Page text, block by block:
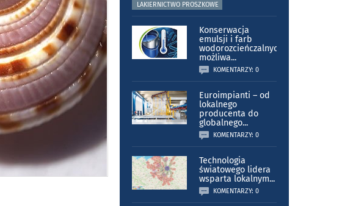
LAKIERNICTWO PROSZKOWE
Konserwacja
emulsji i farb
wodorozcieńczalnych
możliwa...
KOMENTARZY: 0
Euroimpianti – od
lokalnego
producenta do
globalnego...
KOMENTARZY: 0
Technologia
światowego lidera
wsparta lokalnym...
KOMENTARZY: 0